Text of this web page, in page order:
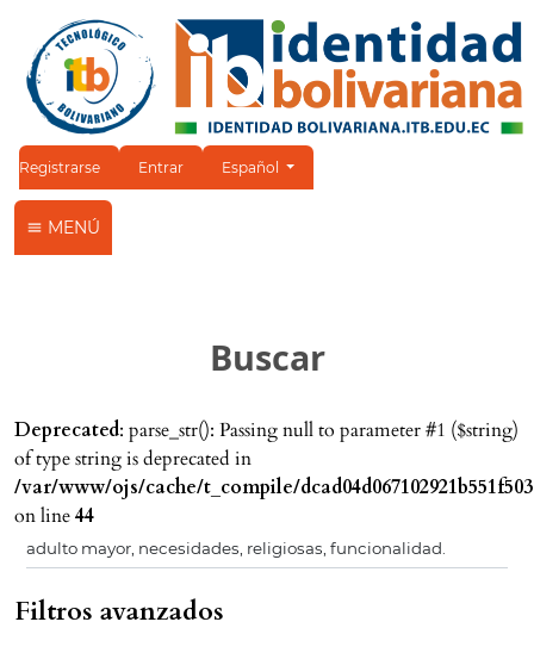
Registrarse Entrar Cambiar el idioma. El idioma actual es:
Español
MENÚ
Buscar
Deprecated: parse_str(): Passing null to parameter #1 ($string)
of type string is deprecated in
/var/www/ojs/cache/t_compile/
on line44
Filtros avanzados